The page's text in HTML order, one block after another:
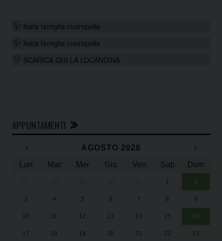
festa famiglia metropolia
festa famiglia metropolia
SCARICA QUI LA LOCANDINA
APPUNTAMENTI
‹ AGOSTO 2026
›
Lun
Mar Mer Gio Ven Sab Dom
1 2
3 4 5 6 7 8 9
10 11 12 13 14 15 16
17 18 19 20 21 22 23